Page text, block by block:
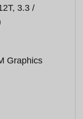
3.3 /
Graphics